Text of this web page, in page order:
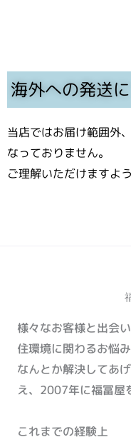
海外への発送
当店ではお届け範囲外
なっておりません。
ご理解いただけますよ
様々なお客様と出会い
住環境に関わるお悩
なんとか解決してあ
え、2007年に福冨屋
これまでの経験上